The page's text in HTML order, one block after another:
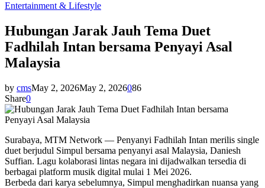
Entertainment & Lifestyle
Hubungan Jarak Jauh Tema Duet
Fadhilah Intan bersama Penyayi Asal
Malaysia
by cmsMay 2, 2026May 2, 2026086
Share0
Surabaya, MTM Network — Penyanyi Fadhilah Intan merilis single
duet berjudul Simpul bersama penyanyi asal Malaysia, Daniesh
Suffian. Lagu kolaborasi lintas negara ini dijadwalkan tersedia di
berbagai platform musik digital mulai 1 Mei 2026.
Berbeda dari karya sebelumnya, Simpul menghadirkan nuansa yang